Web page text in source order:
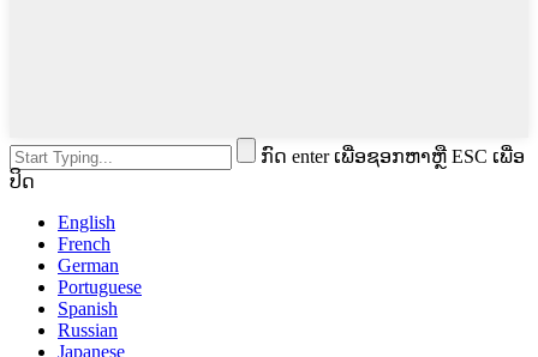
ກົດ enter ເພື່ອຊອກຫາຫຼື ESC ເພື່ອ
ປິດ
English
French
German
Portuguese
Spanish
Russian
Japanese